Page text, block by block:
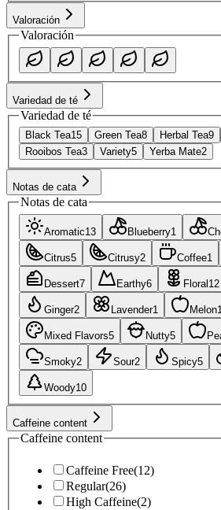
Valoración
Valoración
Variedad de té
Variedad de té
Black Tea15 Green Tea8 Herbal Tea9
Rooibos Tea3 Variety5 Yerba Mate2
Notas de cata
Notas de cata
Aromatic13 Blueberry1
Citrus5 Citrusy2 Coffee1
Dessert7 Earthy6 Floral 12
Ginger2 Lavender1 Melon1
Mixed Flavors5 Nutty5
Smoky2 Sour2 Spicy5
Woody10
Caffeine content
Caffeine content
Caffeine Free(12)
Regular(26)
High Caffeine(2)